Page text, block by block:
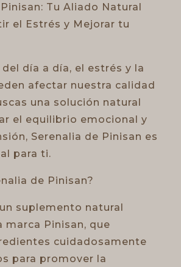
Tu Aliado Natural
el Estrés y Mejorar tu
día a día, el estrés y la
afectar nuestra calidad
una solución natural
el equilibrio emocional y
Serenalia de Pinisan es
para ti.
de Pinisan?
suplemento natural
marca Pinisan, que
cuidadosamente
para promover la